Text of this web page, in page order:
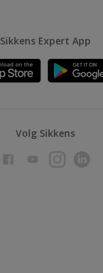
Sikkens Expert App
Volg Sikkens